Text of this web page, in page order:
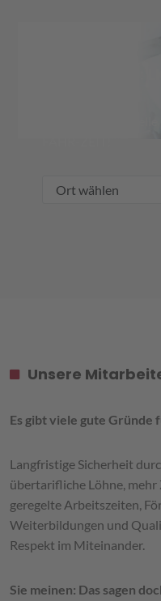
WIR
Finden Sie Ihre
Unsere
Es gibt viele gute Gründe
Langfristige Sicherheit
übertarifliche Löhne,
geregelte Arbeitszeiten,
Weiterbildungen und
Respekt im Miteinander.
Sie meinen: Das sagen